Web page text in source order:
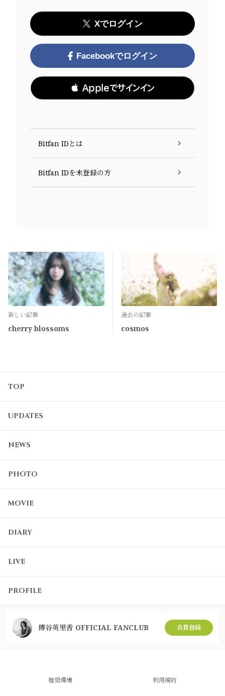
Xでログイン
Facebookでログイン
 Appleでサインイン
Bitfan IDとは
Bitfan IDを未登録の方
新しい記事
cherry blossoms
過去の記事
cosmos
TOP
UPDATES
NEWS
PHOTO
MOVIE
DIARY
LIVE
PROFILE
傳谷英里香 OFFICIAL FANCLUB 会員登録
推奨環境 利用規約